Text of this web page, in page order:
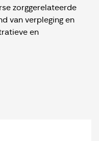
zorggerelateerde
van verpleging en
en